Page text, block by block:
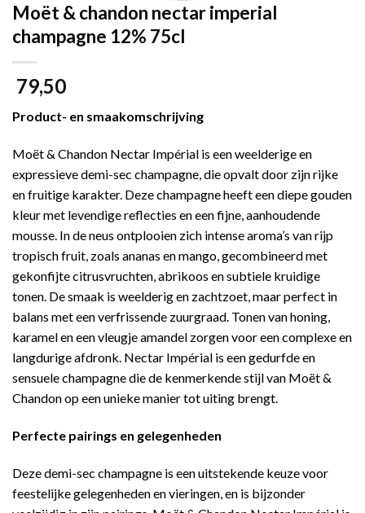
Moët & chandon nectar imperial
champagne 12% 75cl
79,50
Product- en smaakomschrijving
Moët & Chandon Nectar Impérial is een weelderige en
expressieve demi-sec champagne, die opvalt door zijn rijke
en fruitige karakter. Deze champagne heeft een diepe gouden
kleur met levendige reflecties en een fijne, aanhoudende
mousse. In de neus ontplooien zich intense aroma’s van rijp
tropisch fruit, zoals ananas en mango, gecombineerd met
gekonfijte citrusvruchten, abrikoos en subtiele kruidige
tonen. De smaak is weelderig en zachtzoet, maar perfect in
balans met een verfrissende zuurgraad. Tonen van honing,
karamel en een vleugje amandel zorgen voor een complexe en
langdurige afdronk. Nectar Impérial is een gedurfde en
sensuele champagne die de kenmerkende stijl van Moët &
Chandon op een unieke manier tot uiting brengt.
Perfecte pairings en gelegenheden
Deze demi-sec champagne is een uitstekende keuze voor
feestelijke gelegenheden en vieringen, en is bijzonder